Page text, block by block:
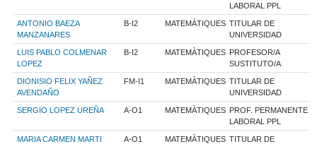
LABORAL PPL
ANTONIO BAEZA
MANZANARES
B-I2 MATEMÀTIQUES TITULAR DE
UNIVERSIDAD
LUIS PABLO COLMENAR
LOPEZ
B-I2 MATEMÀTIQUES PROFESOR/A
SUSTITUTO/A
DIONISIO FELIX YAÑEZ
AVENDAÑO
FM-I1 MATEMÀTIQUES TITULAR DE
UNIVERSIDAD
SERGIO LOPEZ UREÑA A-O1 MATEMÀTIQUES PROF. PERMANENTE
LABORAL PPL
MARIA CARMEN MARTI
A-O1 MATEMÀTIQUES TITULAR DE